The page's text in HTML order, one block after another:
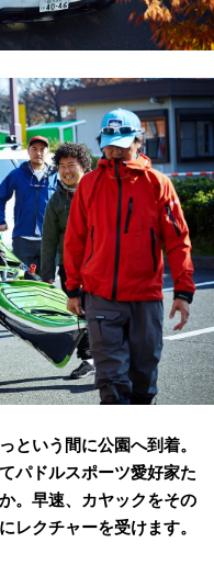
という間に公園へ到着。
パドルスポーツ愛好家た
。早速、カヤックをその
レクチャーを受けます。